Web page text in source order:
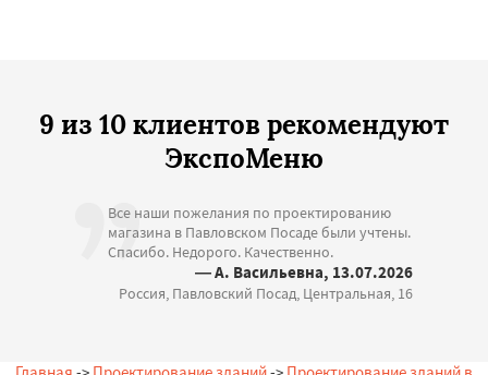
9 из 10 клиентов рекомендуют
ЭкспоМеню
Все наши пожелания по проектированию
магазина в Павловском Посаде были учтены.
Спасибо. Недорого. Качественно.
— А. Васильевна, 13.07.2026
Россия, Павловский Посад, Центральная, 16